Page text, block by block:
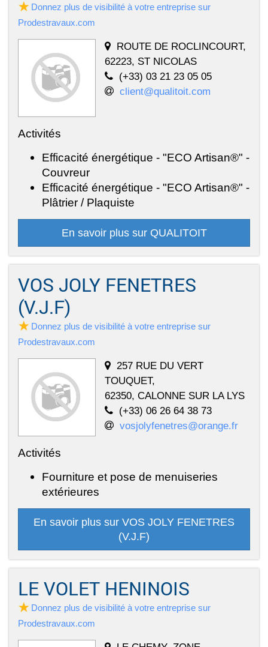
Donnez plus de visibilité à votre entreprise sur
Prodestravaux.com
ROUTE DE ROCLINCOURT,
62223, ST NICOLAS
(+33) 03 21 23 05 05
client@qualitoit.com
Activités
Efficacité énergétique - "ECO Artisan®" -
Couvreur
Efficacité énergétique - "ECO Artisan®" -
Plâtrier / Plaquiste
En savoir plus sur QUALITOIT
VOS JOLY FENETRES
(V.J.F)
Donnez plus de visibilité à votre entreprise sur
Prodestravaux.com
257 RUE DU VERT
TOUQUET,
62350, CALONNE SUR LA LYS
(+33) 06 26 64 38 73
vosjolyfenetres@orange.fr
Activités
Fourniture et pose de menuiseries
extérieures
En savoir plus sur VOS JOLY FENETRES
(V.J.F)
LE VOLET HENINOIS
Donnez plus de visibilité à votre entreprise sur
Prodestravaux.com